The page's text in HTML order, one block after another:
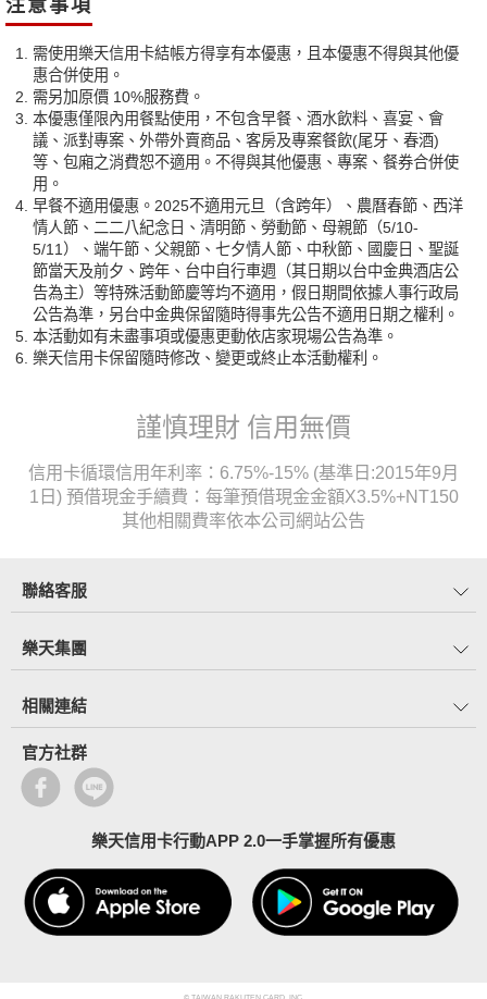
注意事項
需使用樂天信用卡結帳方得享有本優惠，且本優惠不得與其他優
惠合併使用。
需另加原價 10%服務費。
本優惠僅限內用餐點使用，不包含早餐、酒水飲料、喜宴、會
議、派對專案、外帶外賣商品、客房及專案餐飲(尾牙、春酒)
等、包廂之消費恕不適用。不得與其他優惠、專案、餐券合併使
用。
早餐不適用優惠。2025不適用元旦（含跨年）、農曆春節、西洋
情人節、二二八紀念日、清明節、勞動節、母親節（5/10-
5/11）、端午節、父親節、七夕情人節、中秋節、國慶日、聖誕
節當天及前夕、跨年、台中自行車週（其日期以台中金典酒店公
告為主）等特殊活動節慶等均不適用，假日期間依據人事行政局
公告為準，另台中金典保留隨時得事先公告不適用日期之權利。
本活動如有未盡事項或優惠更動依店家現場公告為準。
樂天信用卡保留隨時修改、變更或終止本活動權利。
謹慎理財 信用無價
信用卡循環信用年利率：6.75%-15% (基準日:2015年9月
1日) 預借現金手續費：每筆預借現金金額X3.5%+NT150
其他相關費率依本公司網站公告
聯絡客服
樂天集團
相關連結
官方社群
樂天信用卡行動APP 2.0一手掌握所有優惠
© TAIWAN RAKUTEN CARD, INC.